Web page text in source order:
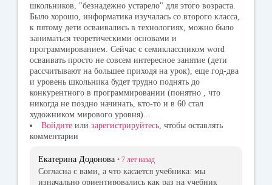
школьников, "безнадежно устарело" для этого возраста.
Было хорошо, информатика изучалась со второго класса,
к пятому дети осваивались в технологиях, можно было
заниматься теоретическими основами и
программированием. Сейчас с семиклассником word
осваивать просто не совсем интересное занятие (дети
рассчитывают на большее приходя на урок), еще год-два
и уровень школьника будет трудно поднять до
конкурентного в программировании (понятно , что
никогда не поздно начинать, кто-то и в 60 стал
художником мирового уровня)...
Войдите или зарегистрируйтесь , чтобы оставлять
комментарии
Екатерина Додонова • 7 лет назад
Согласна с вами, а что касается учебника: мы
изначально ориентировались как раз на учебник